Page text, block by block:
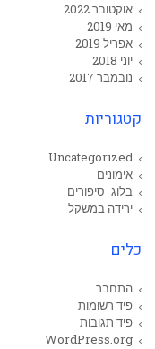
אוקטובר 2022
מאי 2019
אפריל 2019
יוני 2018
נובמבר 2017
קטגוריות
Uncategorized
אימונים
בלוג_סיפורים
ירידה במשקל
כלים
התחבר
פיד רשומות
פיד תגובות
WordPress.org